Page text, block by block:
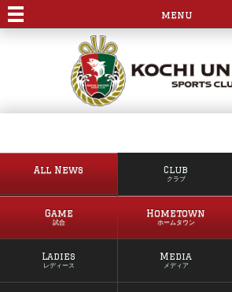
menu
All News Club
クラブ
Game
試合
Hometown
ホームタウン
Ladies
レディース
Media
メディア